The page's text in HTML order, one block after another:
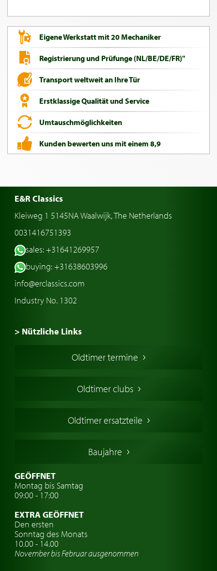
Eigene Werkstatt mit 20 Mechaniker
Registrierung und Prüfunge (NL/BE/DE/FR)"
Transport weltweit an Ihre Tür
Erstklassige Qualität und Service
Umtauschmöglichkeiten
Kunden bewerten uns mit einem 8,9
E&R Classics
Kleiweg 1 5145NA Waalwijk, The Netherlands
0031416751393
sales: +31641269957
buying: +31638603996
info@erclassics.com
Industry No. 1302
> Nützliche Links
Oldtimers in Europa
Englische Oldtimer
Deutsche Oldtimer
Schwedische Oldtimer
Oldtimer mit h-kennzeichen
Auto Oldtimer Markt
Oldtimer-Versicherung
Oldtimer-Clubs
Oldtimer-Reisen
Oldtimer termine
Oldtimer clubs
Oldtimer ersatzteile
Baujahre
GEÖFFNET
Montag bis Samtag
09:00 - 17:00
EXTRA GEÖFFNET
Den ersten
Sonntag des Monats
10.00 - 14.00
November bis Februar ausgenommen